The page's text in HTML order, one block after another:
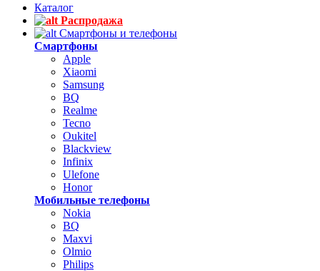
Каталог
Распродажа
Смартфоны и телефоны
Смартфоны
Apple
Xiaomi
Samsung
BQ
Realme
Tecno
Oukitel
Blackview
Infinix
Ulefone
Honor
Мобильные телефоны
Nokia
BQ
Maxvi
Olmio
Philips